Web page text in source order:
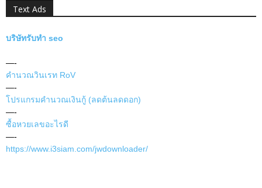
Text Ads
บริษัทรับทำ seo
—-
คำนวณวินเรท RoV
—-
โปรแกรมคำนวณเงินกู้ (ลดต้นลดดอก)
—-
ซื้อหวยเลขอะไรดี
—-
https://www.i3siam.com/jwdownloader/